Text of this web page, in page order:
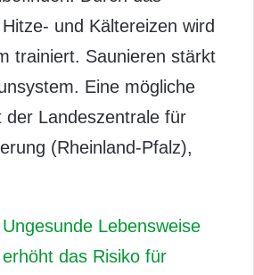
und Kältereizen wird
trainiert. Saunieren stärkt
Eine mögliche
der Landeszentrale für
(Rheinland-Pfalz),
Ungesunde Lebensweise
erhöht das Risiko für